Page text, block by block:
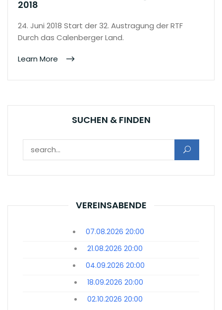
2018
24. Juni 2018 Start der 32. Austragung der RTF
Durch das Calenberger Land.
Learn More
SUCHEN & FINDEN
VEREINSABENDE
07.08.2026 20:00
21.08.2026 20:00
04.09.2026 20:00
18.09.2026 20:00
02.10.2026 20:00